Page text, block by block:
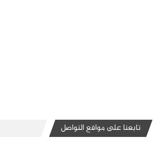
تابعنا على مواقع التواصل